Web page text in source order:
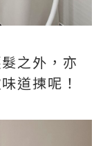
之外，亦
道揀呢！